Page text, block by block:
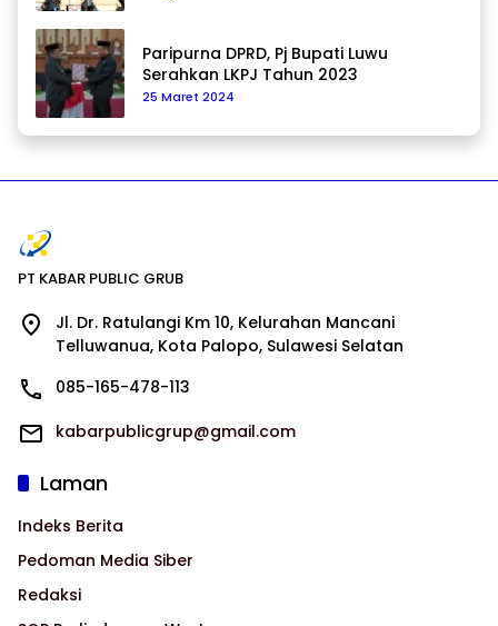
Paripurna DPRD, Pj Bupati Luwu
Serahkan LKPJ Tahun 2023
25 Maret 2024
PT KABAR PUBLIC GRUB
Jl. Dr. Ratulangi Km 10, Kelurahan Mancani
Telluwanua, Kota Palopo, Sulawesi Selatan
085-165-478-113
kabarpublicgrup@gmail.com
Laman
Indeks Berita
Pedoman Media Siber
Redaksi